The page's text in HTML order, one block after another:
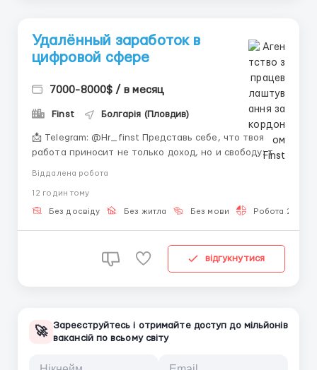
Удалённый заработок в
цифровой сфере
7000-8000$ / в месяц
Finst Болгарія (Пловдив)
📩 Telegram: @Hr_finst Представь себе, что твоя
работа приносит не только доход, но и свободу: ты
никогда не работал в интернете. Сегодня — лучшее
время для старта! 🔑 Что тебя ждёт: 1️⃣ Ст...
Віддалена робота
12 годин тому
Без досвіду Без житла Без мови Робота 2-3
відгукнутися
🚀 Зареєструйтесь і отримайте доступ до мільйонів
вакансій по всьому світу